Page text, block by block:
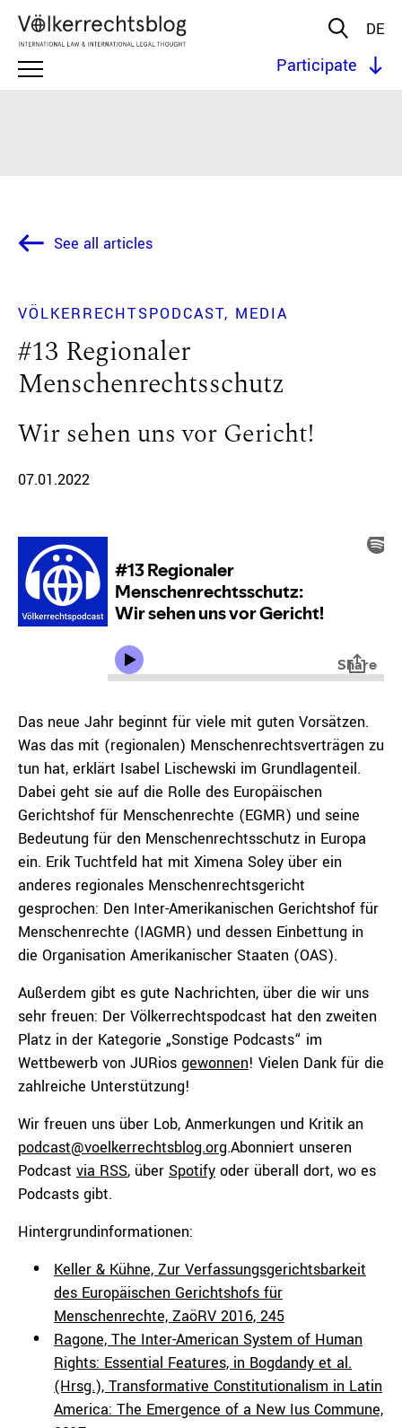
DE
Participate
See all articles
VÖLKERRECHTSPODCAST MEDIA
#13 Regionaler
Menschenrechtsschutz
Wir sehen uns vor Gericht!
07.01.2022
Das neue Jahr beginnt für viele mit guten Vorsätzen.
Was das mit (regionalen) Menschenrechtsverträgen zu
tun hat, erklärt Isabel Lischewski im Grundlagenteil.
Dabei geht sie auf die Rolle des Europäischen
Gerichtshof für Menschenrechte (EGMR) und seine
Bedeutung für den Menschenrechtsschutz in Europa
ein. Erik Tuchtfeld hat mit Ximena Soley über ein
anderes regionales Menschenrechtsgericht
gesprochen: Den Inter-Amerikanischen Gerichtshof für
Menschenrechte (IAGMR) und dessen Einbettung in
die Organisation Amerikanischer Staaten (OAS).
Außerdem gibt es gute Nachrichten, über die wir uns
sehr freuen: Der Völkerrechtspodcast hat den zweiten
Platz in der Kategorie „Sonstige Podcasts“ im
Wettbewerb von JURios gewonnen! Vielen Dank für die
zahlreiche Unterstützung!
Wir freuen uns über Lob, Anmerkungen und Kritik an
podcast@voelkerrechtsblog.org.Abonniert unseren
Podcast via RSS, über Spotify oder überall dort, wo es
Podcasts gibt.
Hintergrundinformationen:
Keller & Kühne, Zur Verfassungsgerichtsbarkeit
des Europäischen Gerichtshofs für
Menschenrechte, ZaöRV 2016, 245
Ragone, The Inter-American System of Human
Rights: Essential Features, in Bogdandy et al.
(Hrsg.), Transformative Constitutionalism in Latin
America: The Emergence of a New Ius Commune,